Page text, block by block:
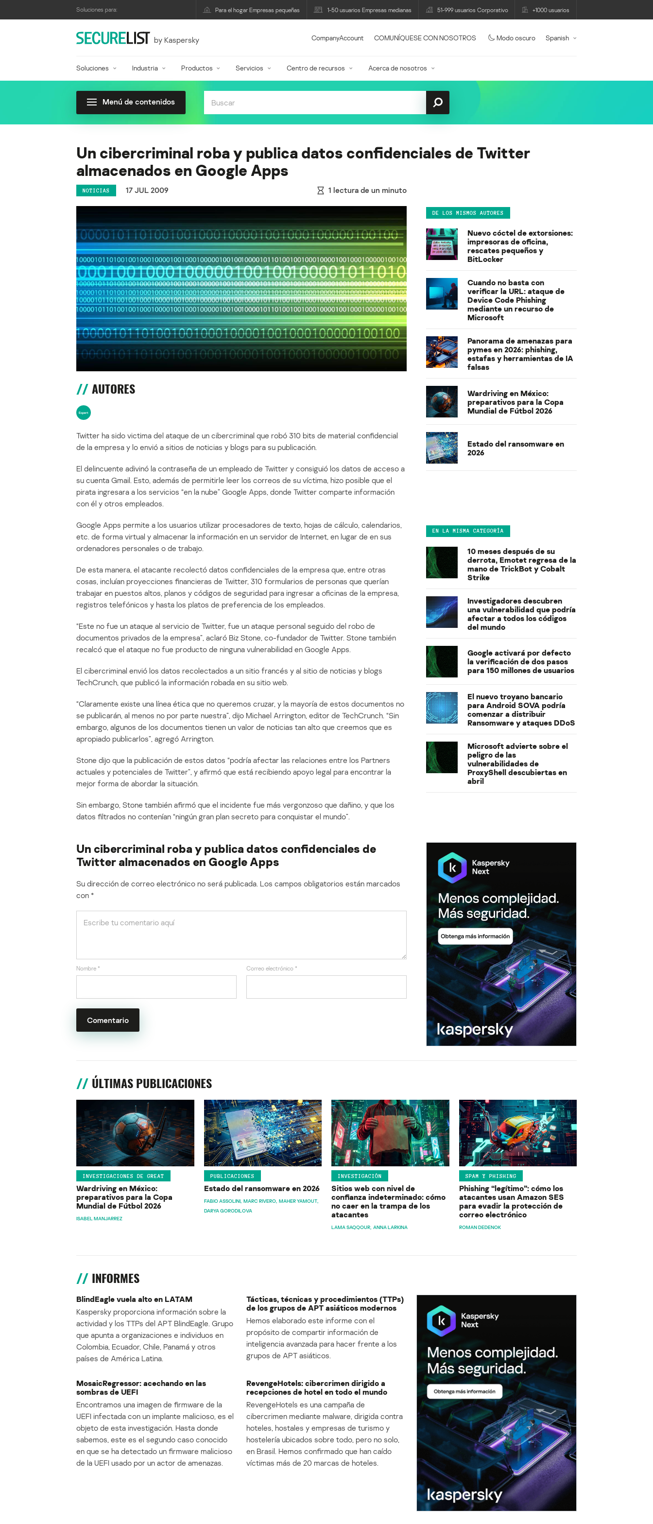
Soluciones para: Para el hogar Empresas pequeñas 1-50 usuarios Empresas medianas 51-999 usuarios Corporativo +1000 usuarios
by Kaspersky CompanyAccount COMUNÍQUESE CON NOSOTROS Modo oscuro Spanish
Soluciones Industria Productos Servicios Centro de recursos Acerca de nosotros
Menú de contenidos
Un cibercriminal roba y publica datos confidenciales de Twitter
almacenados en Google Apps
NOTICIAS 17 JUL 2009 1 lectura de un minuto
AUTORES
Twitter ha sido victima del ataque de un cibercriminal que robó 310 bits de material confidencial
de la empresa y lo envió a sitios de noticias y blogs para su publicación.
El delincuente adivinó la contraseña de un empleado de Twitter y consiguió los datos de acceso a
su cuenta Gmail. Esto, además de permitirle leer los correos de su víctima, hizo posible que el
pirata ingresara a los servicios “en la nube” Google Apps, donde Twitter comparte información
con él y otros empleados.
Google Apps permite a los usuarios utilizar procesadores de texto, hojas de cálculo, calendarios,
etc. de forma virtual y almacenar la información en un servidor de Internet, en lugar de en sus
ordenadores personales o de trabajo.
De esta manera, el atacante recolectó datos confidenciales de la empresa que, entre otras
cosas, incluían proyecciones financieras de Twitter, 310 formularios de personas que querían
trabajar en puestos altos, planos y códigos de seguridad para ingresar a oficinas de la empresa,
registros telefónicos y hasta los platos de preferencia de los empleados.
“Este no fue un ataque al servicio de Twitter, fue un ataque personal seguido del robo de
documentos privados de la empresa”, aclaró Biz Stone, co-fundador de Twitter. Stone también
recalcó que el ataque no fue producto de ninguna vulnerabilidad en Google Apps.
El cibercriminal envió los datos recolectados a un sitio francés y al sitio de noticias y blogs
TechCrunch, que publicó la información robada en su sitio web.
“Claramente existe una línea ética que no queremos cruzar, y la mayoría de estos documentos no
se publicarán, al menos no por parte nuestra”, dijo Michael Arrington, editor de TechCrunch. “Sin
embargo, algunos de los documentos tienen un valor de noticias tan alto que creemos que es
apropiado publicarlos”, agregó Arrington.
Stone dijo que la publicación de estos datos “podría afectar las relaciones entre los Partners
actuales y potenciales de Twitter”, y afirmó que está recibiendo apoyo legal para encontrar la
mejor forma de abordar la situación.
Sin embargo, Stone también afirmó que el incidente fue más vergonzoso que dañino, y que los
datos filtrados no contenían “ningún gran plan secreto para conquistar el mundo”.
Un cibercriminal roba y publica datos confidenciales de
Twitter almacenados en Google Apps
Su dirección de correo electrónico no será publicada. Los campos obligatorios están marcados
con *
Nombre * Correo electrónico *
DE LOS MISMOS AUTORES
Nuevo cóctel de extorsiones:
impresoras de oficina,
rescates pequeños y
BitLocker
Cuando no basta con
verificar la URL: ataque de
Device Code Phishing
mediante un recurso de
Microsoft
Panorama de amenazas para
pymes en 2026: phishing,
estafas y herramientas de IA
falsas
Wardriving en México:
preparativos para la Copa
Mundial de Fútbol 2026
Estado del ransomware en
2026
EN LA MISMA CATEGORÍA
10 meses después de su
derrota, Emotet regresa de la
mano de TrickBot y Cobalt
Strike
Investigadores descubren
una vulnerabilidad que podría
afectar a todos los códigos
del mundo
Google activará por defecto
la verificación de dos pasos
para 150 millones de usuarios
El nuevo troyano bancario
para Android SOVA podría
comenzar a distribuir
Ransomware y ataques DDoS
Microsoft advierte sobre el
peligro de las
vulnerabilidades de
ProxyShell descubiertas en
abril
ÚLTIMAS PUBLICACIONES
INVESTIGACIONES DE GREAT
Wardriving en México:
preparativos para la Copa
Mundial de Fútbol 2026
ISABEL MANJARREZ
PUBLICACIONES
Estado del ransomware en 2026
FABIO ASSOLINI MARC RIVERO MAHER YAMOUT
DARYA GORODILOVA
INVESTIGACIÓN
Sitios web con nivel de
confianza indeterminado: cómo
no caer en la trampa de los
atacantes
LAMA SAQQOUR ANNA LARKINA
SPAM Y PHISHING
Phishing “legítimo”: cómo los
atacantes usan Amazon SES
para evadir la protección de
correo electrónico
ROMAN DEDENOK
INFORMES
BlindEagle vuela alto en LATAM
Kaspersky proporciona información sobre la
actividad y los TTPs del APT BlindEagle. Grupo
que apunta a organizaciones e individuos en
Colombia, Ecuador, Chile, Panamá y otros
países de América Latina.
Tácticas, técnicas y procedimientos (TTPs)
de los grupos de APT asiáticos modernos
Hemos elaborado este informe con el
propósito de compartir información de
inteligencia avanzada para hacer frente a los
grupos de APT asiáticos.
MosaicRegressor: acechando en las
sombras de UEFI
Encontramos una imagen de firmware de la
UEFI infectada con un implante malicioso, es el
objeto de esta investigación. Hasta donde
sabemos, este es el segundo caso conocido
en que se ha detectado un firmware malicioso
de la UEFI usado por un actor de amenazas.
RevengeHotels: cibercrimen dirigido a
recepciones de hotel en todo el mundo
RevengeHotels es una campaña de
cibercrimen mediante malware, dirigida contra
hoteles, hostales y empresas de turismo y
hostelería ubicados sobre todo, pero no solo,
en Brasil. Hemos confirmado que han caído
víctimas más de 20 marcas de hoteles.